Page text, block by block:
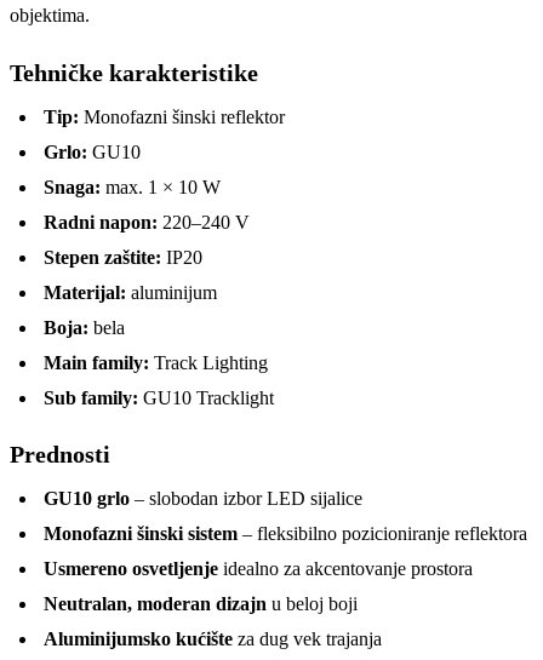
objektima.
Tehničke karakteristike
Tip: Monofazni šinski reflektor
Grlo: GU10
Snaga: max. 1 × 10 W
Radni napon: 220–240 V
Stepen zaštite: IP20
Materijal: aluminijum
Boja: bela
Main family: Track Lighting
Sub family: GU10 Tracklight
Prednosti
GU10 grlo – slobodan izbor LED sijalice
Monofazni šinski sistem – fleksibilno pozicioniranje reflektora
Usmereno osvetljenje idealno za akcentovanje prostora
Neutralan, moderan dizajn u beloj boji
Aluminijumsko kućište za dug vek trajanja